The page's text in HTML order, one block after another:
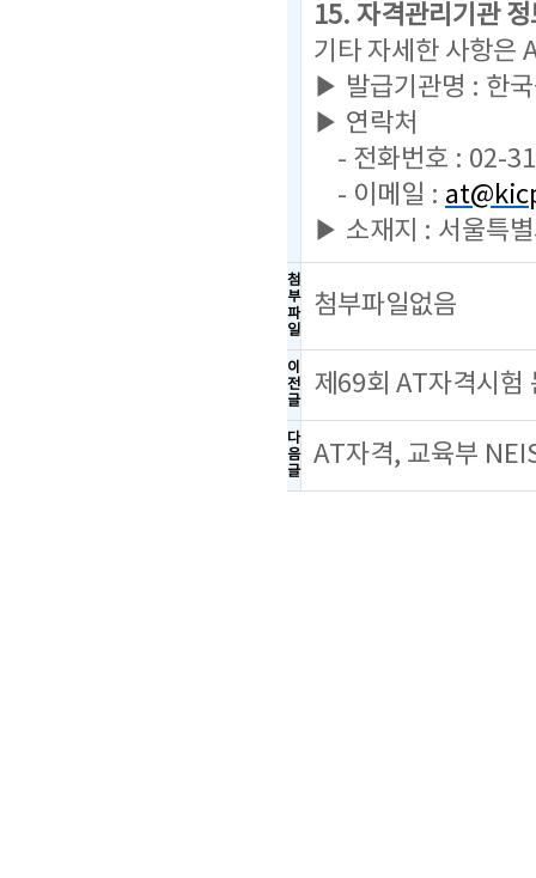
15. 자격관리기관 정
기타 자세한 사항은
▶ 발급기관명 : 한
▶ 연락처
- 전화번호 : 02-
- 이메일 :
▶ 소재지 : 서울특
첨
부
파
일
첨부파일없음
이
전
글
제69회 AT자격시험
다
음
글
AT자격, 교육부